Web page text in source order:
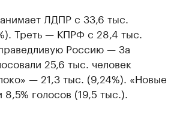
ЛДПР с 33,6 тыс.
Треть — КПРФ с 28,4 тыс.
Россию — За
25,6 тыс. человек
— 21,3 тыс. (9,24%). «Новые
голосов (19,5 тыс.).